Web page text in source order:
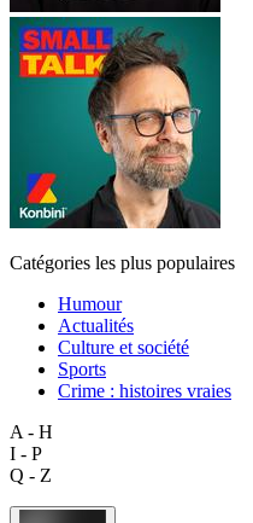
Catégories les plus populaires
Humour
Actualités
Culture et société
Sports
Crime : histoires vraies
A - H
I - P
Q - Z